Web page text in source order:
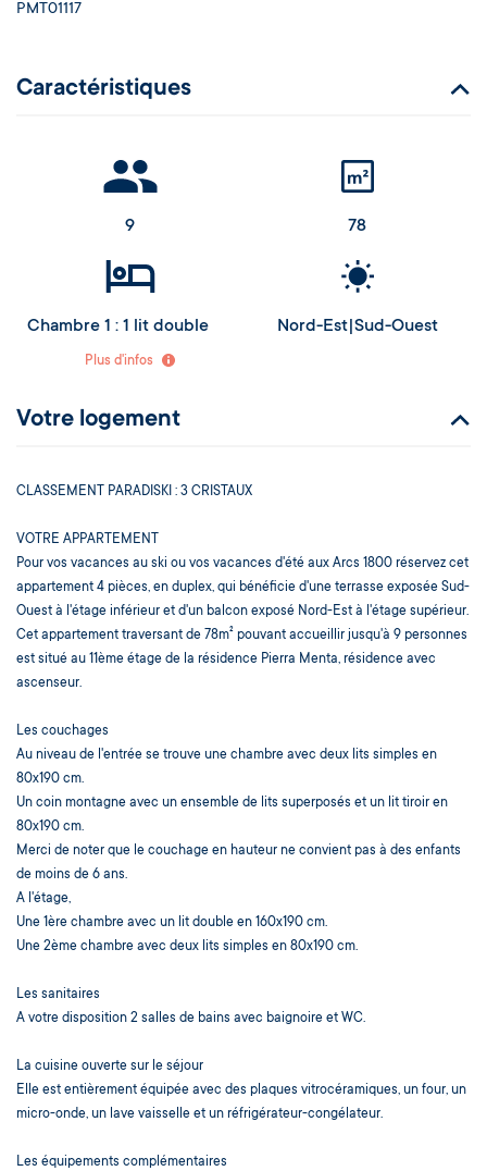
PMT01117
Caractéristiques
9 78
Chambre 1 : 1 lit double
Chambre 2 : 2 lits simples
Plus d'infos
Nord-Est|Sud-Ouest
Votre logement
CLASSEMENT PARADISKI : 3 CRISTAUX
VOTRE APPARTEMENT
Pour vos vacances au ski ou vos vacances d'été aux Arcs 1800 réservez cet
appartement 4 pièces, en duplex, qui bénéficie d'une terrasse exposée Sud-
Ouest à l'étage inférieur et d'un balcon exposé Nord-Est à l'étage supérieur.
Cet appartement traversant de 78m² pouvant accueillir jusqu'à 9 personnes
est situé au 11ème étage de la résidence Pierra Menta, résidence avec
ascenseur.
Les couchages
Au niveau de l'entrée se trouve une chambre avec deux lits simples en
80x190 cm.
Un coin montagne avec un ensemble de lits superposés et un lit tiroir en
80x190 cm.
Merci de noter que le couchage en hauteur ne convient pas à des enfants
de moins de 6 ans.
A l'étage,
Une 1ère chambre avec un lit double en 160x190 cm.
Une 2ème chambre avec deux lits simples en 80x190 cm.
Les sanitaires
A votre disposition 2 salles de bains avec baignoire et WC.
La cuisine ouverte sur le séjour
Elle est entièrement équipée avec des plaques vitrocéramiques, un four, un
micro-onde, un lave vaisselle et un réfrigérateur-congélateur.
Les équipements complémentaires